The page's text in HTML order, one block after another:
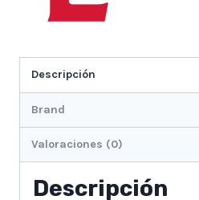
Descripción
Brand
Valoraciones (0)
Descripción